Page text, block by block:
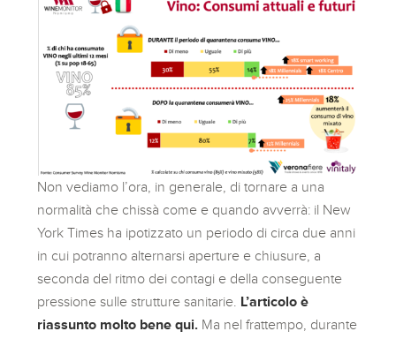
Non vediamo l’ora, in generale, di tornare a una
normalità che chissà come e quando avverrà: il New
York Times ha ipotizzato un periodo di circa due anni
in cui potranno alternarsi aperture e chiusure, a
seconda del ritmo dei contagi e della conseguente
pressione sulle strutture sanitarie. L’articolo è
riassunto molto bene qui. Ma nel frattempo, durante